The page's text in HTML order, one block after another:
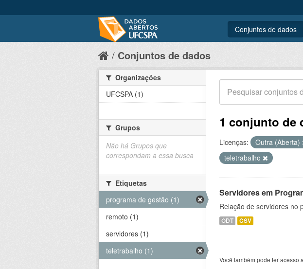
Conjuntos de dados
Conjuntos de dados
1 conjunto de
Licenças: Outra (Aberta)
teletrabalho
Servidores em
Relação de servidores no
ODT CSV
Você também pode ter acesso
Organizações
UFCSPA (1)
Grupos
Não há Grupos que
correspondam a essa busca
Etiquetas
programa de gestão (1)
remoto (1)
servidores (1)
teletrabalho (1)